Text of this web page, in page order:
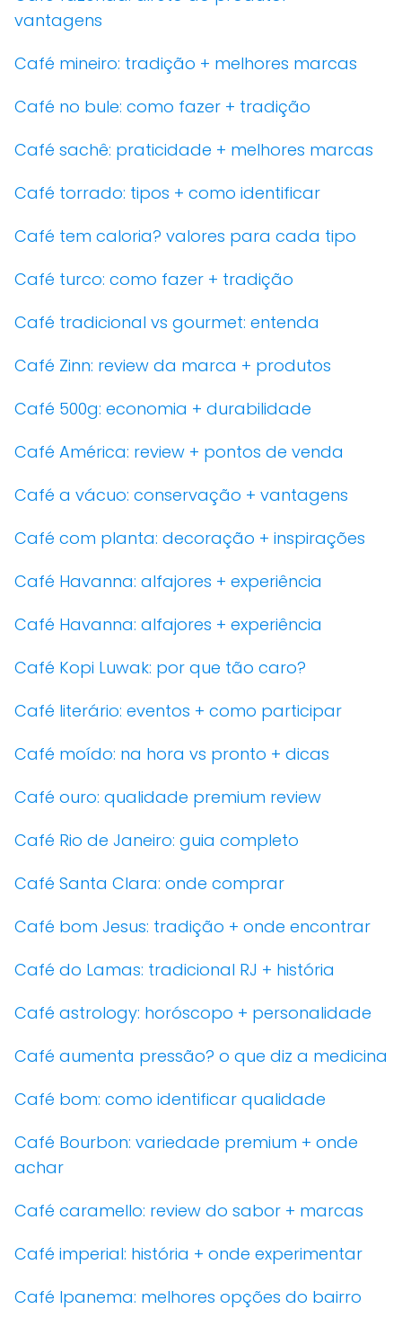
vantagens
Café mineiro: tradição + melhores marcas
Café no bule: como fazer + tradição
Café sachê: praticidade + melhores marcas
Café torrado: tipos + como identificar
Café tem caloria? valores para cada tipo
Café turco: como fazer + tradição
Café tradicional vs gourmet: entenda
Café Zinn: review da marca + produtos
Café 500g: economia + durabilidade
Café América: review + pontos de venda
Café a vácuo: conservação + vantagens
Café com planta: decoração + inspirações
Café Havanna: alfajores + experiência
Café Havanna: alfajores + experiência
Café Kopi Luwak: por que tão caro?
Café literário: eventos + como participar
Café moído: na hora vs pronto + dicas
Café ouro: qualidade premium review
Café Rio de Janeiro: guia completo
Café Santa Clara: onde comprar
Café bom Jesus: tradição + onde encontrar
Café do Lamas: tradicional RJ + história
Café astrology: horóscopo + personalidade
Café aumenta pressão? o que diz a medicina
Café bom: como identificar qualidade
Café Bourbon: variedade premium + onde
achar
Café caramello: review do sabor + marcas
Café imperial: história + onde experimentar
Café Ipanema: melhores opções do bairro